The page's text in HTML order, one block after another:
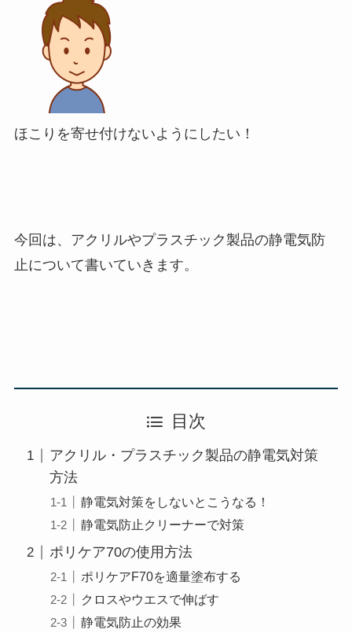
ほこりを寄せ付けないようにしたい！
今回は、アクリルやプラスチック製品の静電気防
止について書いていきます。
目次
アクリル・プラスチック製品の静電気対策
方法
静電気対策をしないとこうなる！
静電気防止クリーナーで対策
ポリケア70の使用方法
ポリケアF70を適量塗布する
クロスやウエスで伸ばす
静電気防止の効果